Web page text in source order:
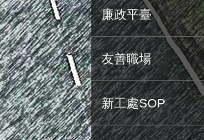
廉政平臺
友善職場
新工處SOP